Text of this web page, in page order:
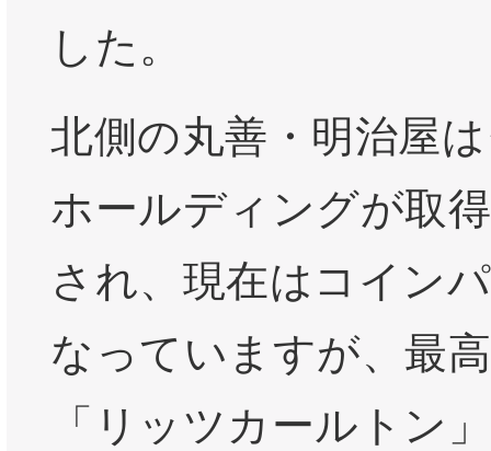
した。
北側の丸善・明治屋
ホールディングが取
され、現在はコイン
なっていますが、最
「リッツカールトン